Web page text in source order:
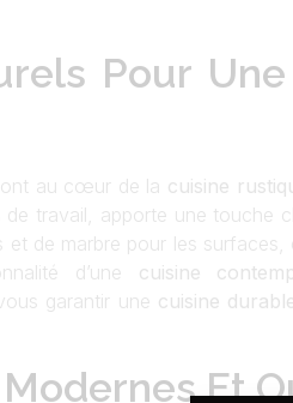
Pour
au cœur de la cuisine
travail, apporte une touche
et de marbre pour les
d’une cuisine
garantir une cuisine
Et